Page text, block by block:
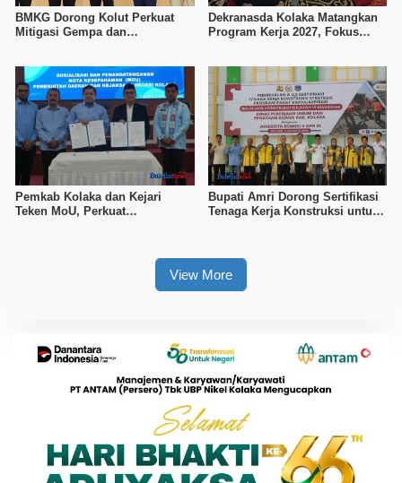
BMKG Dorong Kolut Perkuat
Mitigasi Gempa dan
Dekranasda Kolaka Matangkan
Program Kerja 2027, Fokus
Pemkab Kolaka dan Kejari
Teken MoU, Perkuat
Bupati Amri Dorong Sertifikasi
Tenaga Kerja Konstruksi untuk
View More